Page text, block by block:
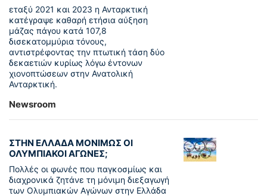
εταξύ 2021 και 2023 η Ανταρκτική
κατέγραψε καθαρή ετήσια αύξηση
μάζας πάγου κατά 107,8
δισεκατομμύρια τόνους,
αντιστρέφοντας την πτωτική τάση δύο
δεκαετιών κυρίως λόγω έντονων
χιονοπτώσεων στην Ανατολική
Ανταρκτική.
Newsroom
ΣΤΗΝ ΕΛΛΑΔΑ ΜΟΝΙΜΩΣ ΟΙ
ΟΛΥΜΠΙΑΚΟΙ ΑΓΩΝΕΣ;
Πολλές οι φωνές που παγκοσμίως και
διαχρονικά ζητάνε τη μόνιμη διεξαγωγή
των Ολυμπιακών Αγώνων στην Ελλάδα